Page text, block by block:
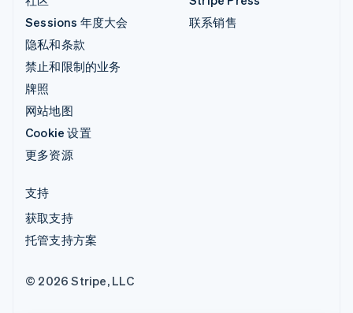
Sessions 年度大会
隐私和条款
禁止和限制的业务
牌照
网站地图
Cookie 设置
更多资源
联系销售
支持
获取支持
托管支持方案
© 2026 Stripe, LLC